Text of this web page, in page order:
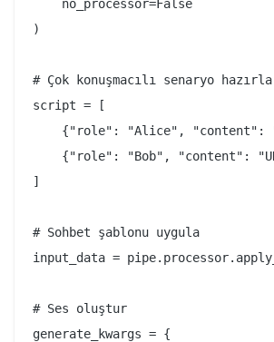
    no_processor=False
)
# Çok konuşmacılı senaryo hazırla
script = [
{"role": "Alice", "content":
{"role": "Bob", "content":
]
# Sohbet şablonu uygula
input_data =
# Ses oluştur
generate_kwargs = {